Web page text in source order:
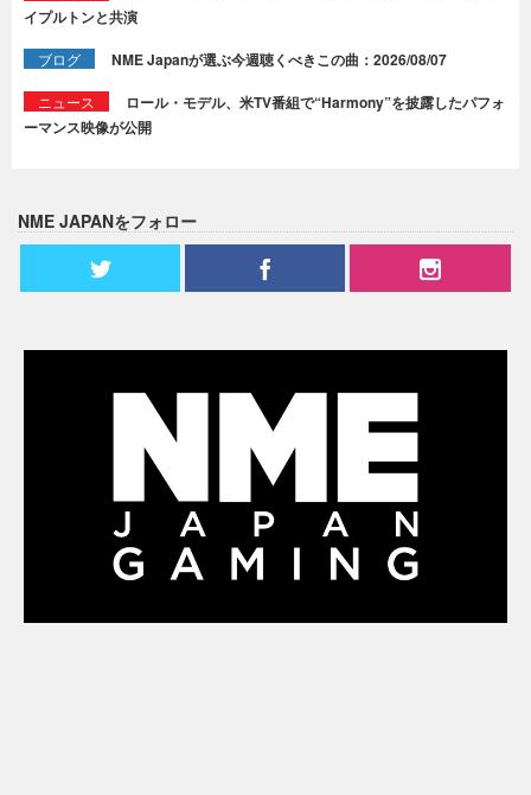
イプルトンと共演
ブログ NME Japanが選ぶ今週聴くべきこの曲：2026/08/07
ニュース
ロール・モデル、米TV番組で“Harmony”を披露したパフォ
ーマンス映像が公開
NME JAPANをフォロー